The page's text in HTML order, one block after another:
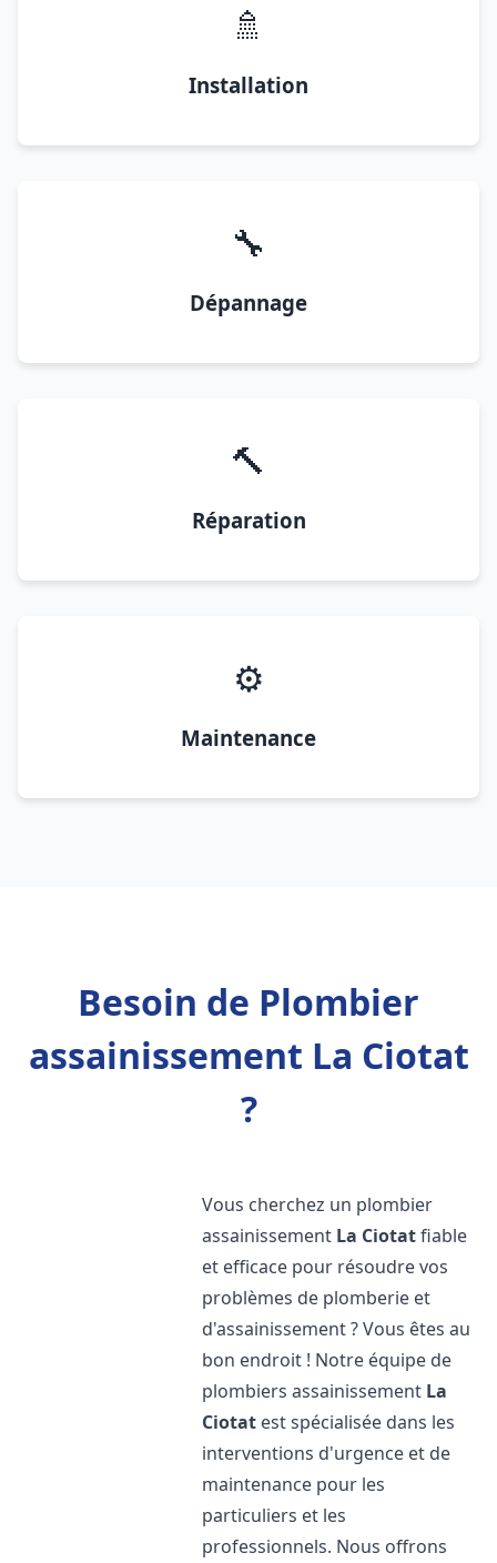
🚿
Installation
🔧
Dépannage
🔨
Réparation
⚙️
Maintenance
Besoin de Plombier
assainissement La Ciotat
?
Vous cherchez un plombier
assainissement La Ciotatfiable
et efficace pour résoudre vos
problèmes de plomberie et
d'assainissement ? Vous êtes au
bon endroit ! Notre équipe de
plombiers assainissement La
Ciotat est spécialisée dans les
interventions d'urgence et de
maintenance pour les
particuliers et les
professionnels. Nous offrons